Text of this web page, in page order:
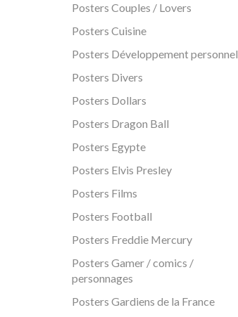
Posters Couples / Lovers
Posters Cuisine
Posters Développement personnel
Posters Divers
Posters Dollars
Posters Dragon Ball
Posters Egypte
Posters Elvis Presley
Posters Films
Posters Football
Posters Freddie Mercury
Posters Gamer / comics /
personnages
Posters Gardiens de la France